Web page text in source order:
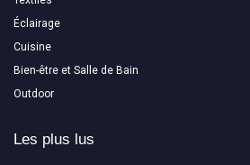
Éclairage
Cuisine
Bien-être et Salle de Bain
Outdoor
Les plus lus